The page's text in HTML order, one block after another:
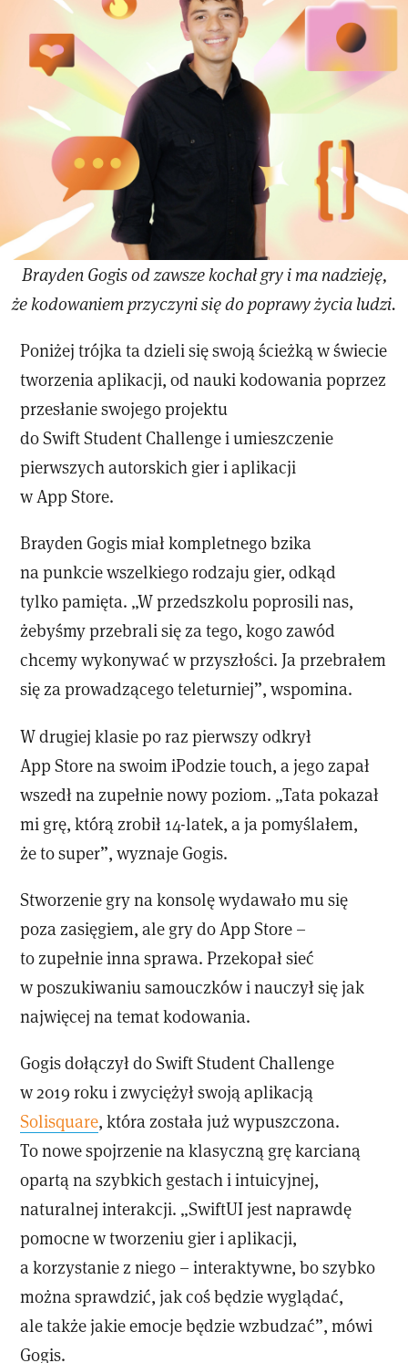
Brayden Gogis od zawsze kochał gry i ma nadzieję,
że kodowaniem przyczyni się do poprawy życia ludzi.
Poniżej trójka ta dzieli się swoją ścieżką w świecie
tworzenia aplikacji, od nauki kodowania poprzez
przesłanie swojego projektu
do Swift Student Challenge i umieszczenie
pierwszych autorskich gier i aplikacji
w App Store.
Brayden Gogis miał kompletnego bzika
na punkcie wszelkiego rodzaju gier, odkąd
tylko pamięta. „W przedszkolu poprosili nas,
żebyśmy przebrali się za tego, kogo zawód
chcemy wykonywać w przyszłości. Ja przebrałem
się za prowadzącego teleturniej”, wspomina.
W drugiej klasie po raz pierwszy odkrył
App Store na swoim iPodzie touch, a jego zapał
wszedł na zupełnie nowy poziom. „Tata pokazał
mi grę, którą zrobił 14-latek, a ja pomyślałem,
że to super”, wyznaje Gogis.
Stworzenie gry na konsolę wydawało mu się
poza zasięgiem, ale gry do App Store –
to zupełnie inna sprawa. Przekopał sieć
w poszukiwaniu samouczków i nauczył się jak
najwięcej na temat kodowania.
Gogis dołączył do Swift Student Challenge
w 2019 roku i zwyciężył swoją aplikacją
Solisquare, która została już wypuszczona.
To nowe spojrzenie na klasyczną grę karcianą
opartą na szybkich gestach i intuicyjnej,
naturalnej interakcji. „SwiftUI jest naprawdę
pomocne w tworzeniu gier i aplikacji,
a korzystanie z niego – interaktywne, bo szybko
można sprawdzić, jak coś będzie wyglądać,
ale także jakie emocje będzie wzbudzać”, mówi
Gogis.